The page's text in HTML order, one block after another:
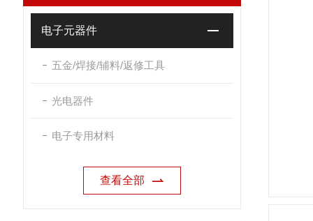
电子元器件
五金/焊接/辅料/返修工具
光电器件
电子专用材料
查看全部